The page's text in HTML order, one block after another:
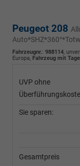
Peugeot 208
Fahrzeugnr.: 988114,
Europa, Fahrzeug mit
UVP ohne
Sie sparen:
Gesamtpreis